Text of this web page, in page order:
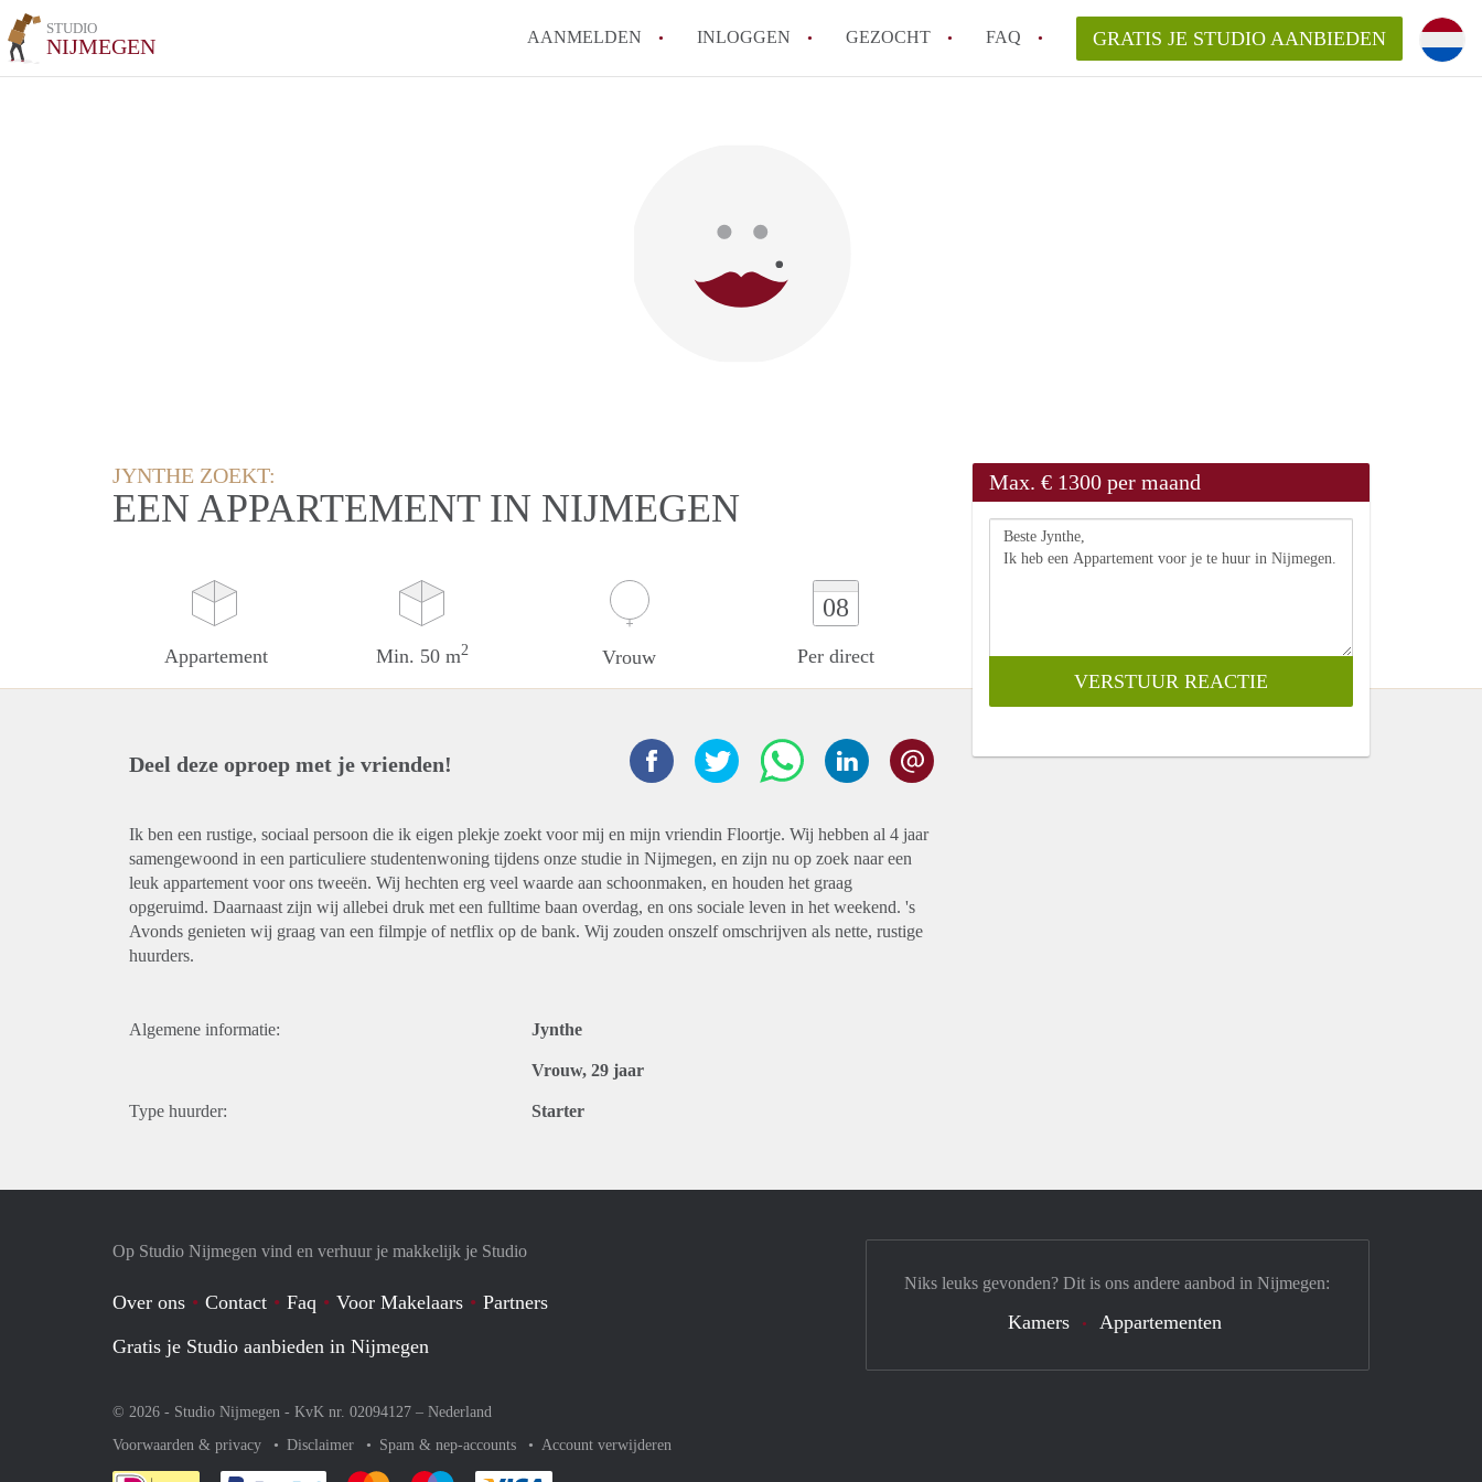
STUDIO
NIJMEGEN AANMELDEN INLOGGEN GEZOCHT FAQ GRATIS JE STUDIO AANBIEDEN
JYNTHE ZOEKT:
EEN APPARTEMENT IN NIJMEGEN
Appartement Min. 50 m2 Vrouw
08
Per direct
Max. € 1300 per maand
Deel deze oproep met je vrienden!
Ik ben een rustige, sociaal persoon die ik eigen plekje zoekt voor mij en mijn vriendin Floortje. Wij hebben al 4 jaar
samengewoond in een particuliere studentenwoning tijdens onze studie in Nijmegen, en zijn nu op zoek naar een
leuk appartement voor ons tweeën. Wij hechten erg veel waarde aan schoonmaken, en houden het graag
opgeruimd. Daarnaast zijn wij allebei druk met een fulltime baan overdag, en ons sociale leven in het weekend. 's
Avonds genieten wij graag van een filmpje of netflix op de bank. Wij zouden onszelf omschrijven als nette, rustige
huurders.
Algemene informatie: Jynthe
Vrouw, 29 jaar
Type huurder: Starter
Op Studio Nijmegen vind en verhuur je makkelijk je Studio
Over ons Contact Faq Voor Makelaars
Partners
Gratis je Studio aanbieden in Nijmegen
© 2026 - Studio Nijmegen - KvK nr. 02094127 – Nederland
Voorwaarden & privacy
Disclaimer Spam & nep-accounts Account verwijderen
Niks leuks gevonden? Dit is ons andere aanbod in Nijmegen:
Kamers Appartementen